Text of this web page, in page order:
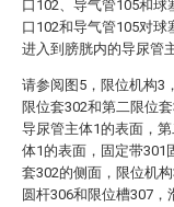
口102、导气管105和
口102和导气管105对
进入到膀胱内的导尿管
请参阅图5，限位机构3
限位套302和第二限位
导尿管主体1的表面，
体1的表面，固定带301
套302的侧面，限位机
圆杆306和限位槽307，